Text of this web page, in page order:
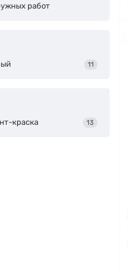
работ
11
краска 13